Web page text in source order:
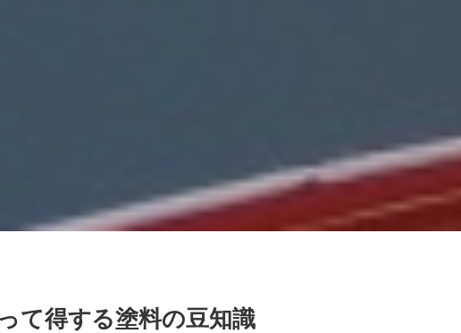
て得する塗料の豆知識